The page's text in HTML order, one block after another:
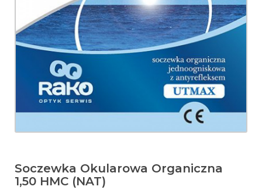
Soczewka Okularowa Organiczna
1,50 HMC (NAT)